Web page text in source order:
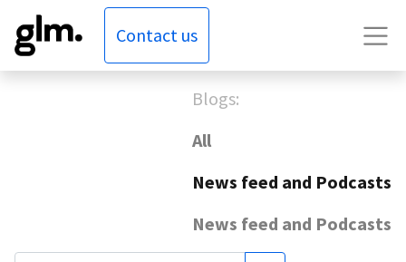
Contact us
Blogs:
All
News feed and Podcasts
News feed and Podcasts